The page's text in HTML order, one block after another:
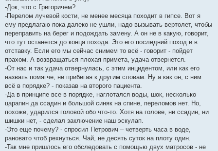
-Док, что с Григоричем?
-Перелом лучевой кости, не менее месяца походит в гипсе. Вот я
ему предлагаю пока далеко не ушли, надо вызывать вертолет, чтобы
переправить на берег и подождать замену. А он не в какую, говорит,
что тут останется до конца похода. Это его последний поход и в
отставку. Если его мы сейчас снимем то всё - говорит - пойдет
прахом. А возвращаться плохая примета, удача отвернется.
-От нас и так удача отвернулась, с этим инцидентом, или как его
назвать помягче, не прибегая к другим словам. Ну а как он, с ним
всё в порядке? - показав на второго пациента.
-Да в принципе все в порядке, наглотался воды, шок, несколько
царапин да ссадин и большой синяк на спине, переломов нет. Но,
похоже, ударился головой обо что-то. Хотя на голове, ни ссадин, ни
шишки нет, - сделал заключение наш эскулап.
-Это еще почему? - спросил Петрович – четверть часа в воде,
рановато чтоб рехнуться. Чай, не десять суток на плоту один.
-Так мне пришлось его обследовать с помощью двух матросов - не